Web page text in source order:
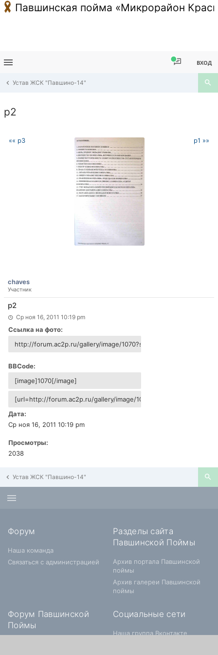
Павшинская пойма «Микрорайон
ВХОД
Устав ЖСК "Павшино-14"
p2
«« p3 p1 »»
chaves
Участник
p2
Ср ноя 16, 2011 10:19 pm
Ссылка на фото:
BBCode:
Дата:
Ср ноя 16, 2011 10:19 pm
Просмотры:
2038
Устав ЖСК "Павшино-14"
Форум
Наша команда
Связаться с администрацией
Разделы сайта
Павшинской Поймы
Архив портала Павшинской
поймы
Архив галереи Павшинской
поймы
Форум Павшинской
Поймы
Социальные сети
Наша группа Вконтакте